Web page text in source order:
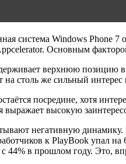
система Windows Phone
Основным
верхнюю позицию
на столь же сильный
посредине, хотя
выражает высокую
негативную
к PlayBook упал
44% в прошлом году. Это,